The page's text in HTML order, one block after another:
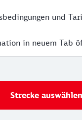
und
in neuem Tab
Strecke auswählen